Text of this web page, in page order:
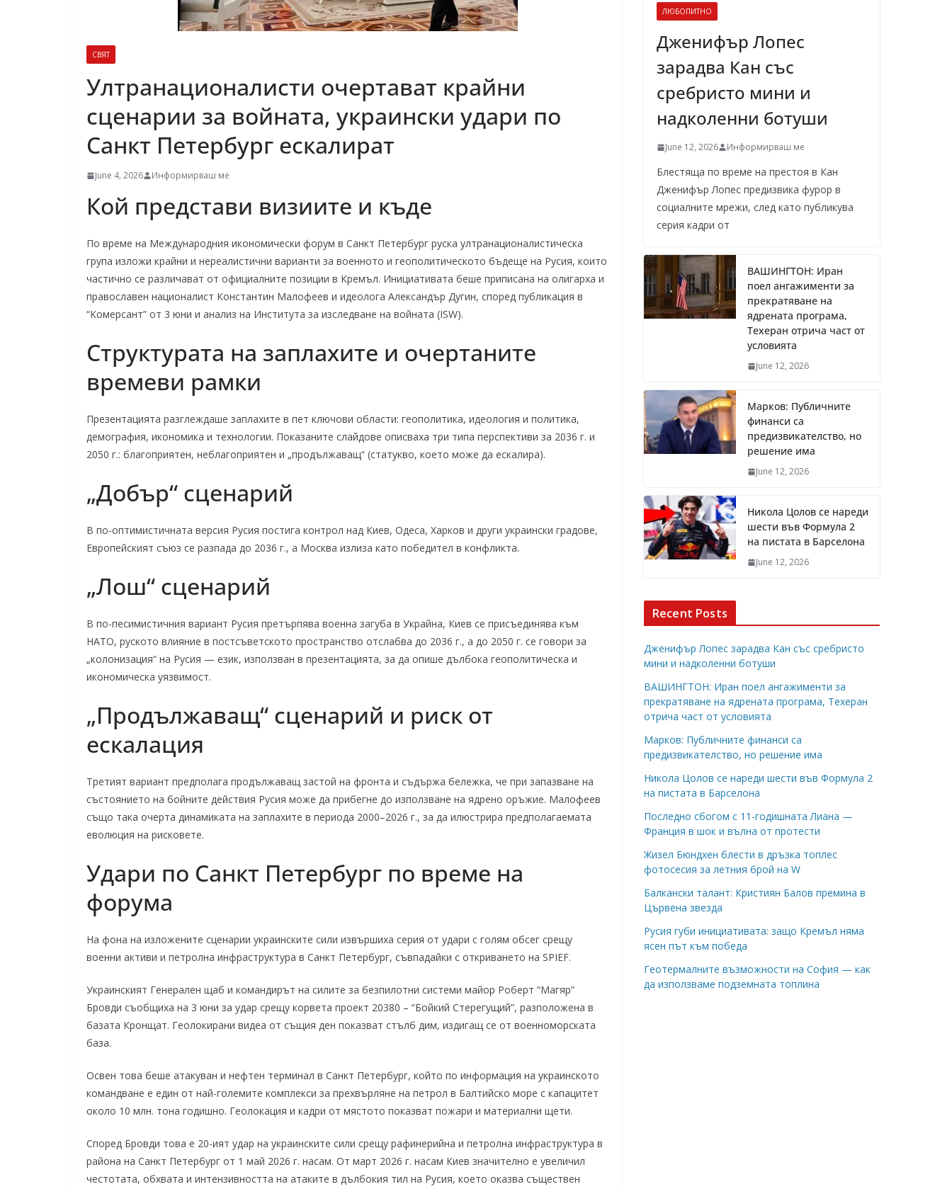
СВЯТ
Ултранационалисти очертават крайни
сценарии за войната, украински удари по
Санкт Петербург ескалират
June 4, 2026 Информирваш ме
Кой представи визиите и къде
По време на Международния икономически форум в Санкт Петербург руска ултранационалистическа
група изложи крайни и нереалистични варианти за военното и геополитическото бъдеще на Русия, които
частично се различават от официалните позиции в Кремъл. Инициативата беше приписана на олигарха и
православен националист Константин Малофеев и идеолога Александър Дугин, според публикация в
“Комерсант” от 3 юни и анализ на Института за изследване на войната (ISW).
Структурата на заплахите и очертаните
времеви рамки
Презентацията разглеждаше заплахите в пет ключови области: геополитика, идеология и политика,
демография, икономика и технологии. Показаните слайдове описваха три типа перспективи за 2036 г. и
2050 г.: благоприятен, неблагоприятен и „продължаващ“ (статукво, което може да ескалира).
„Добър“ сценарий
В по-оптимистичната версия Русия постига контрол над Киев, Одеса, Харков и други украински градове,
Европейският съюз се разпада до 2036 г., а Москва излиза като победител в конфликта.
„Лош“ сценарий
В по-песимистичния вариант Русия претърпява военна загуба в Украйна, Киев се присъединява към
НАТО, руското влияние в постсъветското пространство отслабва до 2036 г., а до 2050 г. се говори за
„колонизация“ на Русия — език, използван в презентацията, за да опише дълбока геополитическа и
икономическа уязвимост.
„Продължаващ“ сценарий и риск от
ескалация
Третият вариант предполага продължаващ застой на фронта и съдържа бележка, че при запазване на
състоянието на бойните действия Русия може да прибегне до използване на ядрено оръжие. Малофеев
също така очерта динамиката на заплахите в периода 2000–2026 г., за да илюстрира предполагаемата
еволюция на рисковете.
Удари по Санкт Петербург по време на
форума
На фона на изложените сценарии украинските сили извършиха серия от удари с голям обсег срещу
военни активи и петролна инфраструктура в Санкт Петербург, съвпадайки с откриването на SPIEF.
Украинският Генерален щаб и командирът на силите за безпилотни системи майор Роберт “Магяр”
Бровди съобщиха на 3 юни за удар срещу корвета проект 20380 – “Бойкий Стерегущий”, разположена в
базата Кронщат. Геолокирани видеа от същия ден показват стълб дим, издигащ се от военноморската
база.
Освен това беше атакуван и нефтен терминал в Санкт Петербург, който по информация на украинското
командване е един от най-големите комплекси за прехвърляне на петрол в Балтийско море с капацитет
около 10 млн. тона годишно. Геолокация и кадри от мястото показват пожари и материални щети.
Според Бровди това е 20-ият удар на украинските сили срещу рафинерийна и петролна инфраструктура в
района на Санкт Петербург от 1 май 2026 г. насам. От март 2026 г. насам Киев значително е увеличил
честотата, обхвата и интензивността на атаките в дълбокия тил на Русия, което оказва съществен
ЛЮБОПИТНО
Дженифър Лопес
зарадва Кан със
сребристо мини и
надколенни ботуши
June 12, 2026 Информирваш ме
Блестяща по време на престоя в Кан
Дженифър Лопес предизвика фурор в
социалните мрежи, след като публикува
серия кадри от
ВАШИНГТОН: Иран
поел ангажименти за
прекратяване на
ядрената програма,
Техеран отрича част от
условията
June 12, 2026
Марков: Публичните
финанси са
предизвикателство, но
решение има
June 12, 2026
Никола Цолов се нареди
шести във Формула 2
на пистата в Барселона
June 12, 2026
Recent Posts
Дженифър Лопес зарадва Кан със сребристо
мини и надколенни ботуши
ВАШИНГТОН: Иран поел ангажименти за
прекратяване на ядрената програма, Техеран
отрича част от условията
Марков: Публичните финанси са
предизвикателство, но решение има
Никола Цолов се нареди шести във Формула 2
на пистата в Барселона
Последно сбогом с 11-годишната Лиана —
Франция в шок и вълна от протести
Жизел Бюндхен блести в дръзка топлес
фотосесия за летния брой на W
Балкански талант: Кристиян Балов премина в
Цървена звезда
Русия губи инициативата: защо Кремъл няма
ясен път към победа
Геотермалните възможности на София — как
да използваме подземната топлина